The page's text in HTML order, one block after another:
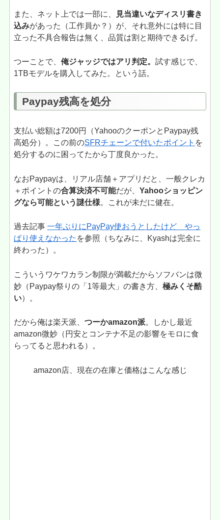
また、ネット上では一部に、
見当違いなディスリ書き
込みがあった（工作員か？）が、それ意外には特に目
立った不具合報告は無く、品質は割と期待できるげ。
つーことで、俺ジャッジではアリ判定。試す感じで、
1TBモデルを購入してみた。という話。
Paypay残高を処分
支払い総額は7200円（YahooのクーポンとPaypay残
高処分）。この前のSFRチェーンで付いたポイント を
処分するのに困ってたから丁度良かった。
なおPaypayは、リアル店舗＋アプリだと、一般クレカ
＋ポイントの合算決済不可能だが、Yahooショッピン
グなら可能という謎仕様。これが未だに健在。
過去記事一年ぶりにPayPay使おうとしたけど やっ
ぱり使えなかった を参照（ちなみに、Kyashは完全に
終わった）。
こういうワケワカラン制限が満載だからソフバンは微
妙（Paypay祭りの「1等最大」の書き方、極みくそ酷
い）。
だから俺は楽天派、つーかamazon派。しかし最近
amazon微妙（円安とコンテナ不足の影響をモロに食
らってると思われる）。
amazon店、現在の在庫と価格はこんな感じ